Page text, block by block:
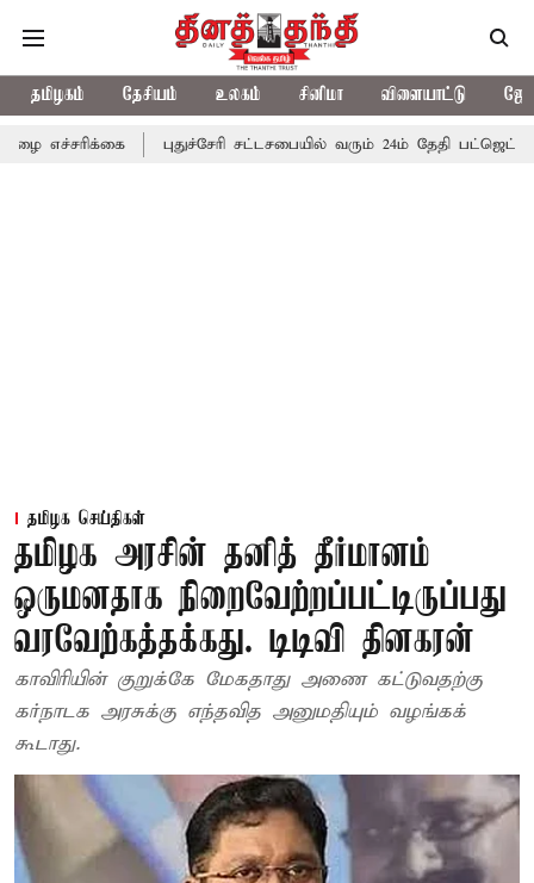
தமிழகம் தேசியம் உலகம் சினிமா விளையாட்டு
புதுச்சேரி சட்டசபையில் வரும் 24ம் தேதி பட்ஜெட் தாக்கல்
தமிழக செய்திகள்
தமிழக அரசின் தனித் தீர்மானம்
ஒருமனதாக நிறைவேற்றப்பட்டிருப்பது
வரவேற்கத்தக்கது. டிடிவி தினகரன்
காவிரியின் குறுக்கே மேகதாது அணை கட்டுவதற்கு
கர்நாடக அரசுக்கு எந்தவித அனுமதியும் வழங்கக்
கூடாது.